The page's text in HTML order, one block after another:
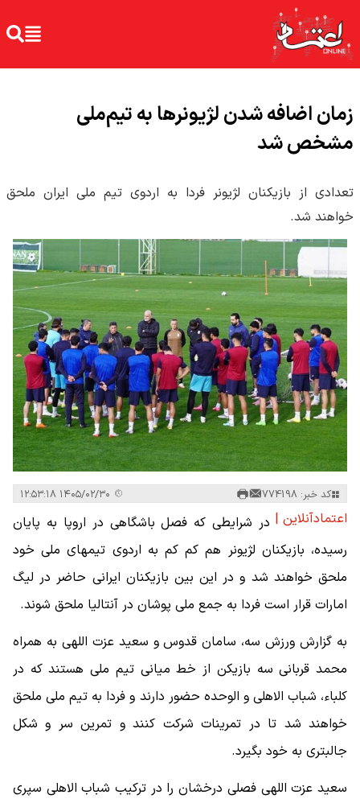
زمان اضافه شدن لژیونرها به تیم‌ملی
مشخص شد
تعدادی از بازیکنان لژیونر فردا به اردوی تیم ملی ایران ملحق
خواهند شد.
کد خبر: 774198
اعتمادآنلاین | در شرایطی که فصل باشگاهی در اروپا به پایان
رسیده، بازیکنان لژیونر هم کم کم به اردوی تیمهای ملی خود
ملحق خواهند شد و در این بین بازیکنان ایرانی حاضر در لیگ
امارات قرار است فردا به جمع ملی پوشان در آنتالیا ملحق شوند.
به گزارش ورزش سه، سامان قدوس و سعید عزت اللهی به همراه
محمد قربانی سه بازیکن از خط میانی تیم ملی هستند که در
کلباء، شباب الاهلی و الوحده حضور دارند و فردا به تیم ملی ملحق
خواهند شد تا در تمرینات شرکت کنند و تمرین سر و شکل
جالبتری به خود بگیرد.
سعید عزت اللهی فصلی درخشان را در ترکیب شباب الاهلی سپری